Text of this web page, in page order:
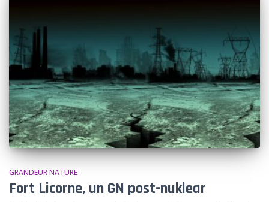
GRANDEUR NATURE
Fort Licorne, un GN post-nuklear